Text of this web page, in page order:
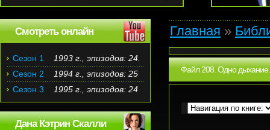
Главная »
Файл 208. Одно дыхание.
Смотреть онлайн
Сезон 1
1993 г., эпизодов: 24.
Сезон 2
1994 г., эпизодов: 25
Сезон 3
1995 г., эпизодов: 24
Дана Кэтрин Скалли